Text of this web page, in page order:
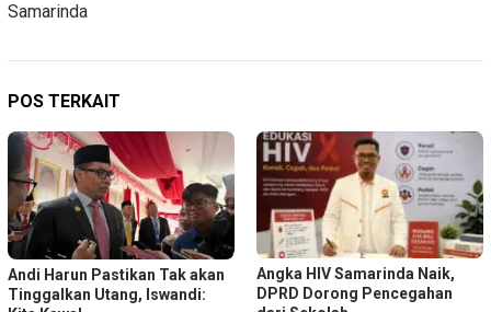
Samarinda
POS TERKAIT
Andi Harun Pastikan Tak akan
Tinggalkan Utang, Iswandi:
Angka HIV Samarinda Naik,
DPRD Dorong Pencegahan